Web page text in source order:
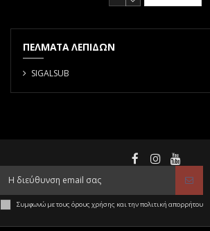
ΠΕΛΜΑΤΑ ΛΕΠΙΔΩΝ
SIGALSUB
Συμφωνώ με τους όρους χρήσης και την πολιτική απορρήτου